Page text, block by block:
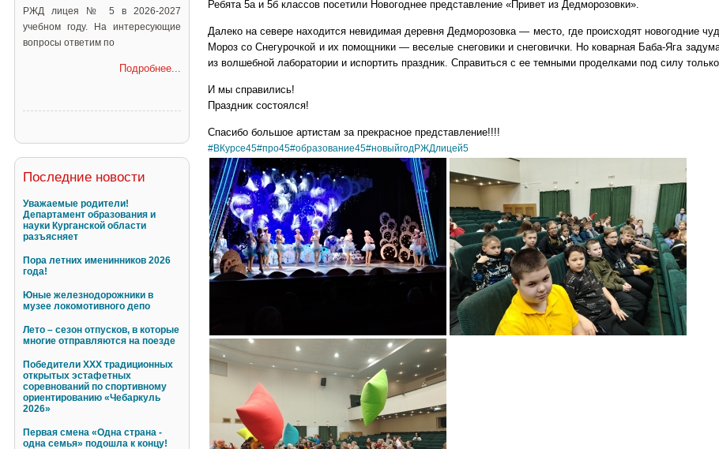
РЖД лицея № 5 в 2026-2027
учебном году. На интересующие
вопросы ответим по
Подробнее...
Последние новости
Уважаемые родители!
Департамент образования и
науки Курганской области
разъясняет
Пора летних именинников 2026
года!
Юные железнодорожники в
музее локомотивного депо
Лето – сезон отпусков, в которые
многие отправляются на поезде
Победители XXX традиционных
открытых эстафетных
соревнований по спортивному
ориентированию «Чебаркуль
2026»
Первая смена «Одна страна -
одна семья» подошла к концу!
Ребята 5а и 5б классов посетили Новогоднее представление «Привет из Дедморозовки».
Далеко на севере находится невидимая деревня Дедморозовка — место, где происходят новогодние
Мороз со Снегурочкой и их помощники — веселые снеговики и снеговички. Но коварная Баба-Яга
из волшебной лаборатории и испортить праздник. Справиться с ее темными проделками под силу
И мы справились!
Праздник состоялся!
Спасибо большое артистам за прекрасное представление!!!!
#ВКурсе45#про45#образование45#новыйгодРЖДлицей5